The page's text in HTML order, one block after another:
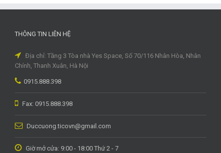
THÔNG TIN LIÊN HỆ
Địa chỉ: Tầng 3 Tòa nhà Yes Space, Số 70/116 Nhân Hòa, Nhân
Chính, Thanh Xuân, Hà Nội
0915.888.398
Fax: 0915.888.398
Duccuong.ticovn@gmail.com
Giờ mở cửa: 9:00 - 18:00 Thứ 2 - 7